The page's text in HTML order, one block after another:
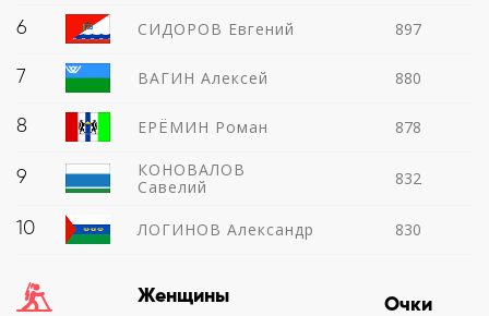
6 СИДОРОВ Евгений 897
7 ВАГИН Алексей 880
8 ЕРЁМИН Роман 878
9
КОНОВАЛОВ
Савелий
832
10 ЛОГИНОВ Александр 830
Женщины Очки